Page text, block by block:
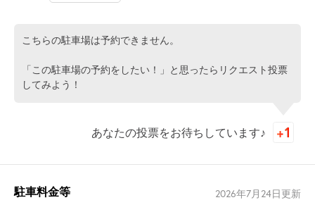
こちらの駐車場は予約できません。
「この駐車場の予約をしたい！」と思ったらリクエスト投票
してみよう！
あなたの投票をお待ちしています♪
駐車料金等 2026年7月24日更新